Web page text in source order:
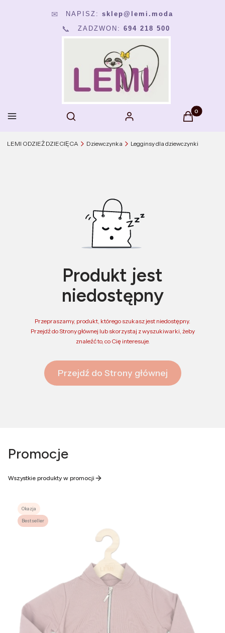
✉ NAPISZ: sklep@lemi.moda
📞 ZADZWON: 694 218 500
Menu Otwórz wyszukiwarkę
Szukaj Zaloguj się Produkty w
Koszyk
LEMI ODZIEŻ DZIECIĘCA Dziewczynka Legginsy dla dziewczynki
Produkt jest
niedostępny
Przepraszamy, produkt, którego szukasz jest niedostępny.
Przejdź do Strony głównej lub skorzystaj z wyszukiwarki, żeby
znaleźć to, co Cię interesuje.
Przejdź do Strony głównej
Promocje
Wszystkie produkty w promocji
Okazja
Bestseller